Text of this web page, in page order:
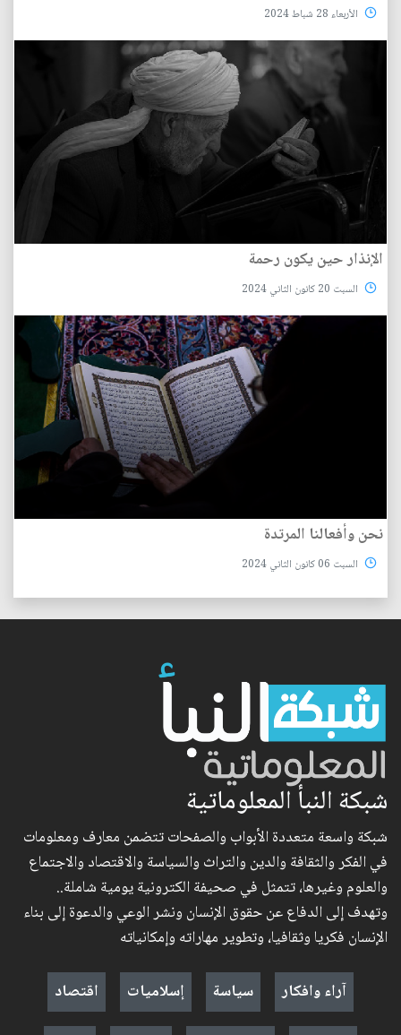
الأربعاء 28 شباط 2024
الإنذار حين يكون رحمة
السبت 20 كانون الثاني 2024
نحن وأفعالنا المرتدة
السبت 06 كانون الثاني 2024
شبكة النبأ المعلوماتية
شبكة واسعة متعددة الأبواب والصفحات تتضمن معارف ومعلومات
في الفكر والثقافة والدين والتراث والسياسة والاقتصاد والاجتماع
والعلوم وغيرها، تتمثل في صحيفة الكترونية يومية شاملة..
وتهدف إلى الدفاع عن حقوق الإنسان ونشر الوعي والدعوة إلى بناء
الإنسان فكريا وثقافيا، وتطوير مهاراته وإمكانياته
آراء وافكار
سياسة إسلاميات
اقتصاد